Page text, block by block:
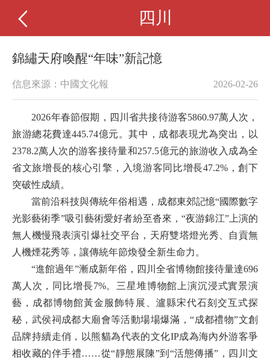
四川
錦繡天府喚醒“年味”新記憶
信息來源：中國文化報 2026-02-26
2026年春節假期，四川省共接待游客5860.97萬人次，
旅游總花費達445.74億元。其中，成都表現尤為突出，以
2378.2萬人次的游客接待量和257.5億元的旅游收入成為全
省文旅增長的核心引擎，入境游客同比增長47.2%，創下
突破性成績。
當前沿科技與傳統年俗相遇，成都東郊記憶“國際數字
光影藝術季”吸引藝術愛好者紛至沓來，“夜游錦江”上演的
無人機慢飛表演引爆社交平台，天府雙塔燈光秀、自貢無
人機煙花秀等，讓傳統年節煥發全新生命力。
“進館過年”漸成新年俗，四川全省博物館接待量達696
萬人次，同比增長7%。三星堆博物館上演沉浸式實景演
藝，成都博物館黃金服飾特展、瀘縣宋代石刻交互式探
秘，武侯祠成都大廟會等活動場場爆滿，“成都禮物”文創
品牌持續走俏，以熊貓為代表的文化IP成為海內外游客爭
相收藏的伴手禮……從“靜態展陳”到“活態傳播”，四川文